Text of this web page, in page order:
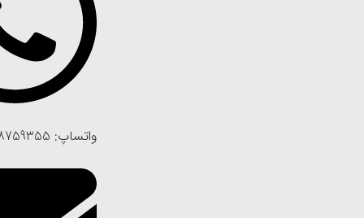
واتساپ: 09128759355